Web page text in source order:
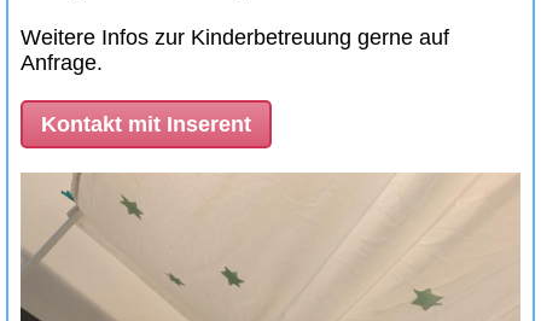
Weitere Infos zur Kinderbetreuung gerne auf
Anfrage.
Kontakt mit Inserent